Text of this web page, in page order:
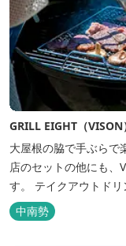
GRILL EIGHT（VISON
大屋根の脇で手ぶらで
店のセットの他にも、
す。 テイクアウトドリン
最終受付は15時までと
は、3日前までにご連
中南勢